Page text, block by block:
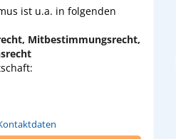
ist u.a. in folgenden
Mitbestimmungsrecht,